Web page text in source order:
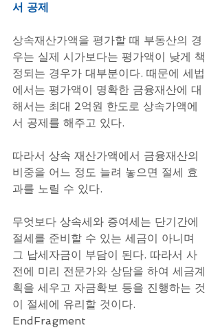
서 공제
상속재산가액을 평가할 때 부동산의 경
우는 실제 시가보다는 평가액이 낮게 책
정되는 경우가 대부분이다. 때문에 세법
에서는 평가액이 명확한 금융재산에 대
해서는 최대 2억원 한도로 상속가액에
서 공제를 해주고 있다.
따라서 상속 재산가액에서 금융재산의
비중을 어느 정도 늘려 놓으면 절세 효
과를 노릴 수 있다.
무엇보다 상속세와 증여세는 단기간에
절세를 준비할 수 있는 세금이 아니며
그 납세자금이 부담이 된다. 따라서 사
전에 미리 전문가와 상담을 하여 세금계
획을 세우고 자금확보 등을 진행하는 것
이 절세에 유리할 것이다.
EndFragment